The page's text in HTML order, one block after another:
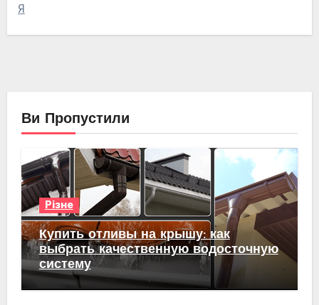
Я
Ви Пропустили
Різне
Купить отливы на крышу: как
выбрать качественную водосточную
систему